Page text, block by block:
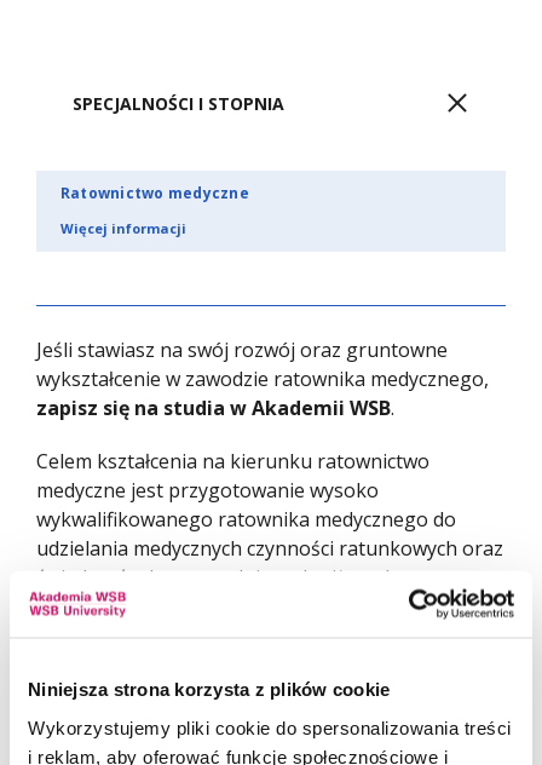
Niniejsza strona korzysta z plików cookie
Wykorzystujemy pliki cookie do spersonalizowania treści
i reklam, aby oferować funkcje społecznościowe i
SPECJALNOŚCI I STOPNIA
Ratownictwo medyczne
Więcej informacji
Jeśli stawiasz na swój rozwój oraz gruntowne
wykształcenie w zawodzie ratownika medycznego,
zapisz się na studia w Akademii WSB.
Celem kształcenia na kierunku ratownictwo
medyczne jest przygotowanie wysoko
wykwalifikowanego ratownika medycznego do
udzielania medycznych czynności ratunkowych oraz
świadczeń zdrowotnych innych niż medyczne
czynności ratunkowe, które mogą być wykonywane